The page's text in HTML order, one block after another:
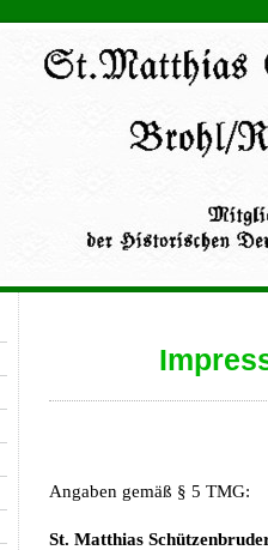
Angaben gemäß § 5 TMG:
St. Matthias